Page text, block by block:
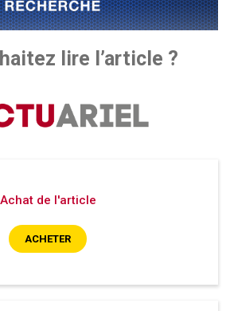
lire l’article ?
Achat de l'article
ACHETER